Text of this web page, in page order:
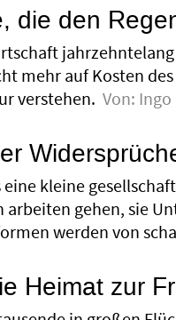
die den
mehr auf Kosten
verstehen. Von: Ingo
eine kleine
arbeiten gehen, sie
werden von
Heimat zur